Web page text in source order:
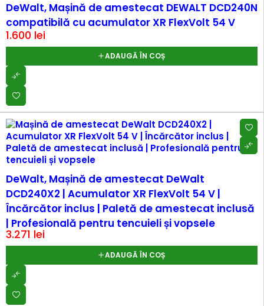
DeWalt, Mașină de amestecat DEWALT DCD240N
compatibilă cu acumulator XR FlexVolt 54 V
1.600 lei
ADAUGĂ ÎN COȘ
DeWalt, Mașină de amestecat DeWalt
DCD240X2 | Acumulator XR FlexVolt 54 V |
Încărcător inclus | Paletă de amestecat inclusă
| Profesională pentru tencuieli și vopsele
3.271 lei
ADAUGĂ ÎN COȘ